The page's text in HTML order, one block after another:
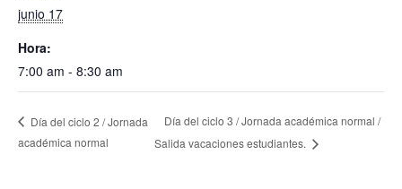
junio 17
Hora:
7:00 am - 8:30 am
Día del ciclo 2 / Jornada
académica normal
Día del ciclo 3 / Jornada académica normal /
Salida vacaciones estudiantes.